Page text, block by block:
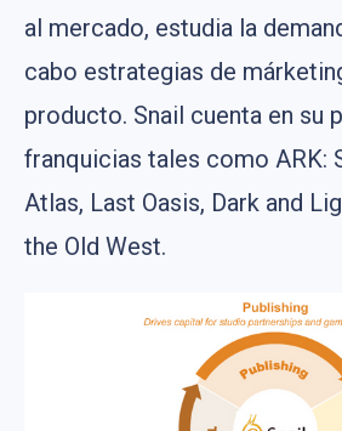
al mercado, estudia la
cabo estrategias de
producto. Snail cuenta en su
franquicias tales como ARK:
Atlas, Last Oasis, Dark and
the Old West.